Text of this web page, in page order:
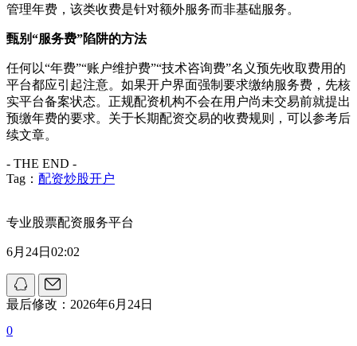
管理年费，该类收费是针对额外服务而非基础服务。
甄别“服务费”陷阱的方法
任何以“年费”“账户维护费”“技术咨询费”名义预先收取费用的
平台都应引起注意。如果开户界面强制要求缴纳服务费，先核
实平台备案状态。正规配资机构不会在用户尚未交易前就提出
预缴年费的要求。关于长期配资交易的收费规则，可以参考后
续文章。
- THE END -
Tag： 配资炒股开户
专业股票配资服务平台
6月24日02:02
最后修改：2026年6月24日
0